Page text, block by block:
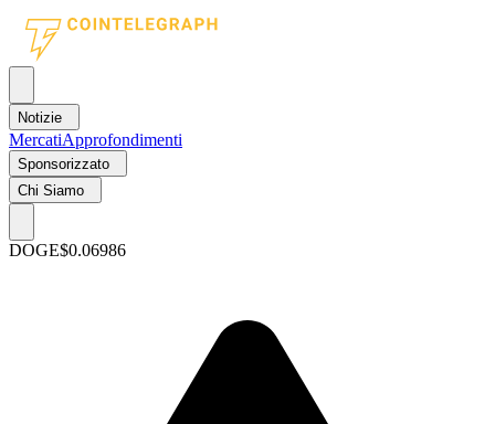
Notizie
MercatiApprofondimenti
Sponsorizzato
Chi Siamo
DOGE$0.06986